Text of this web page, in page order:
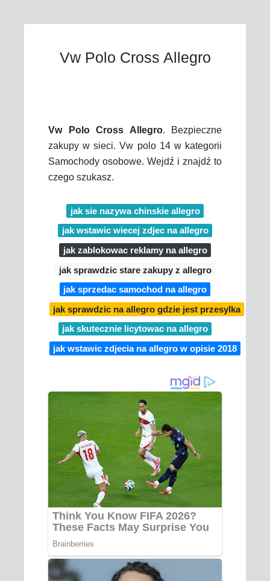
Vw Polo Cross Allegro
Vw Polo Cross Allegro. Bezpieczne
zakupy w sieci. Vw polo 14 w kategorii
Samochody osobowe. Wejdź i znajdź to
czego szukasz.
jak sie nazywa chinskie allegro
jak wstawic wiecej zdjec na allegro
jak zablokowac reklamy na allegro
jak sprawdzic stare zakupy z allegro
jak sprzedac samochod na allegro
jak sprawdzic na allegro gdzie jest przesylka
jak skutecznie licytowac na allegro
jak wstawic zdjecia na allegro w opisie 2018